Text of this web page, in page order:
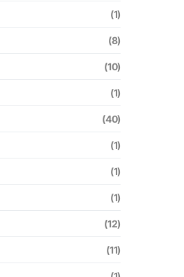
(1)
(8)
(10)
(1)
(40)
(1)
(1)
(1)
(12)
(11)